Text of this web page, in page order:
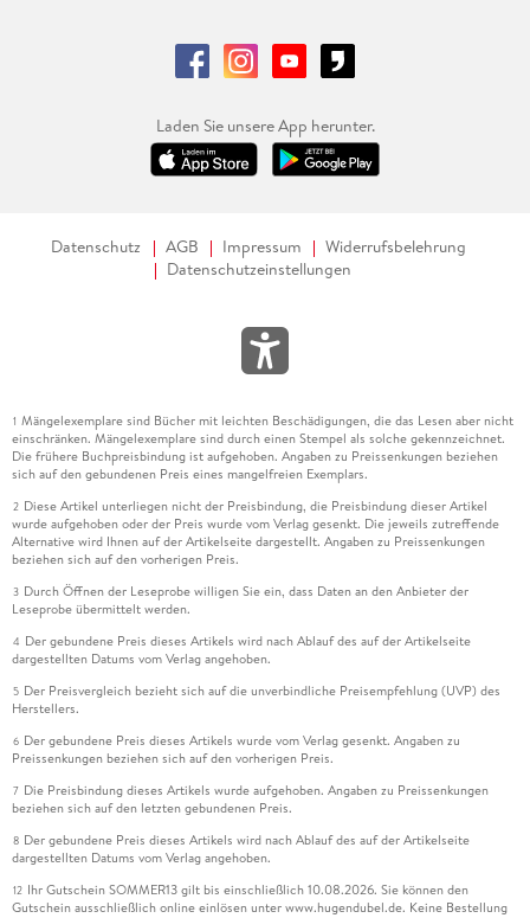
Laden Sie unsere App herunter.
Datenschutz AGB Impressum
Widerrufsbelehrung
Datenschutzeinstellungen
1 Mängelexemplare sind Bücher mit leichten Beschädigungen, die das Lesen aber nicht
einschränken. Mängelexemplare sind durch einen Stempel als solche gekennzeichnet.
Die frühere Buchpreisbindung ist aufgehoben. Angaben zu Preissenkungen beziehen
sich auf den gebundenen Preis eines mangelfreien Exemplars.
2 Diese Artikel unterliegen nicht der Preisbindung, die Preisbindung dieser Artikel
wurde aufgehoben oder der Preis wurde vom Verlag gesenkt. Die jeweils zutreffende
Alternative wird Ihnen auf der Artikelseite dargestellt. Angaben zu Preissenkungen
beziehen sich auf den vorherigen Preis.
3 Durch Öffnen der Leseprobe willigen Sie ein, dass Daten an den Anbieter der
Leseprobe übermittelt werden.
4 Der gebundene Preis dieses Artikels wird nach Ablauf des auf der Artikelseite
dargestellten Datums vom Verlag angehoben.
5 Der Preisvergleich bezieht sich auf die unverbindliche Preisempfehlung (UVP) des
Herstellers.
6 Der gebundene Preis dieses Artikels wurde vom Verlag gesenkt. Angaben zu
Preissenkungen beziehen sich auf den vorherigen Preis.
7 Die Preisbindung dieses Artikels wurde aufgehoben. Angaben zu Preissenkungen
beziehen sich auf den letzten gebundenen Preis.
8 Der gebundene Preis dieses Artikels wird nach Ablauf des auf der Artikelseite
dargestellten Datums vom Verlag angehoben.
12 Ihr Gutschein SOMMER13 gilt bis einschließlich 10.08.2026. Sie können den
Gutschein ausschließlich online einlösen unter www.hugendubel.de. Keine Bestellung